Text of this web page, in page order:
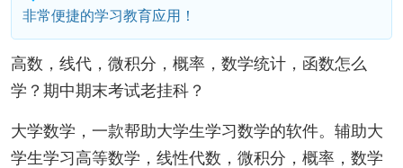
非常便捷的学习教育应用！
高数，线代，微积分，概率，数学统计，函数怎么
学？期中期末考试老挂科？
大学数学，一款帮助大学生学习数学的软件。辅助大
学生学习高等数学，线性代数，微积分，概率，数学